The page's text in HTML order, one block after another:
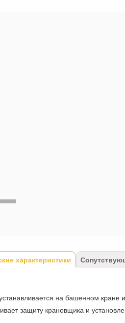
характеристики (активная
вкладка)
на башенном
защиту крановщика и